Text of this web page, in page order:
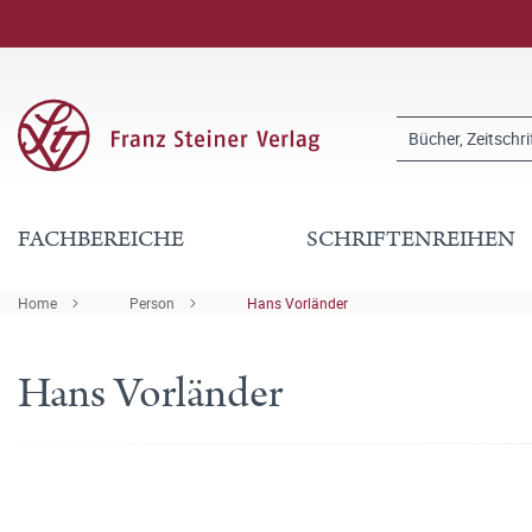
FACHBEREICHE SCHRIFTENREIHEN
Home Person Hans Vorländer
Hans Vorländer